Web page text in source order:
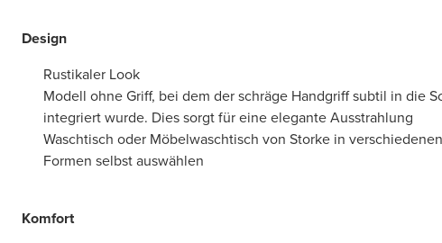
Design
Rustikaler Look
Modell ohne Griff, bei dem der schräge Handgriff subtil in die
integriert wurde. Dies sorgt für eine elegante Ausstrahlung
Waschtisch oder Möbelwaschtisch von Storke in
Formen selbst auswählen
Komfort